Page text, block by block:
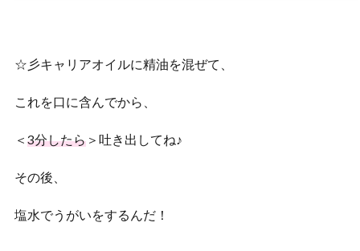
☆彡キャリアオイルに精油を混ぜて、
これを口に含んでから、
＜ 3分したら ＞吐き出してね♪
その後、
塩水でうがいをするんだ！